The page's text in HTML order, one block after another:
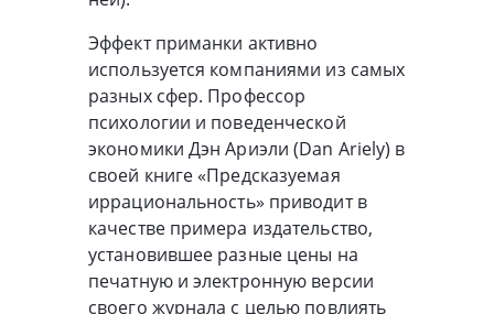
Эффект приманки активно
используется компаниями из самых
разных сфер. Профессор
психологии и поведенческой
экономики Дэн Ариэли (Dan Ariely) в
своей книге «Предсказуемая
иррациональность» приводит в
качестве примера издательство,
установившее разные цены на
печатную и электронную версии
своего журнала с целью повлиять